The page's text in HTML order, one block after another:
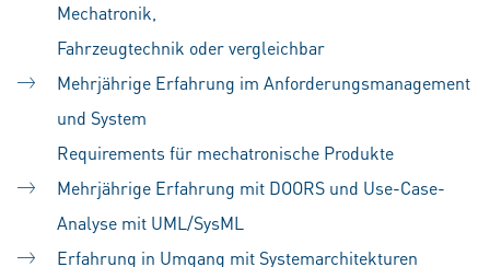
Mechatronik,
Fahrzeugtechnik oder vergleichbar
Mehrjährige Erfahrung im Anforderungsmanagement
und System
Requirements für mechatronische Produkte
Mehrjährige Erfahrung mit DOORS und Use-Case-
Analyse mit UML/SysML
Erfahrung in Umgang mit Systemarchitekturen